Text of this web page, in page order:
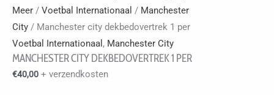
Meer / Voetbal Internationaal / Manchester
City / Manchester city dekbedovertrek 1 per
Voetbal Internationaal , Manchester City
MANCHESTER CITY DEKBEDOVERTREK 1 PER
€40,00 + verzendkosten